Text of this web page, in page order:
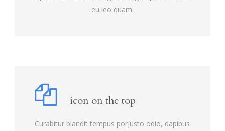
eu leo quam.
icon on the top
Curabitur blandit tempus porjusto odio, dapibus